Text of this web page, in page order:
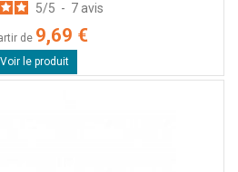
5/5 - 7 avis
de 9,69 €
Voir le produit